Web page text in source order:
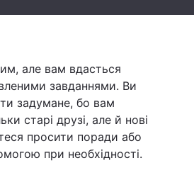
але вам вдасться
завданнями. Ви
задумане, бо вам
старі друзі, але й нові
просити поради або
при необхідності.